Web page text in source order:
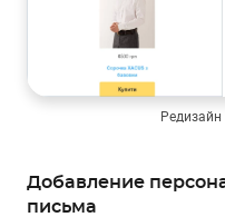
Редизайн
Добавление
письма